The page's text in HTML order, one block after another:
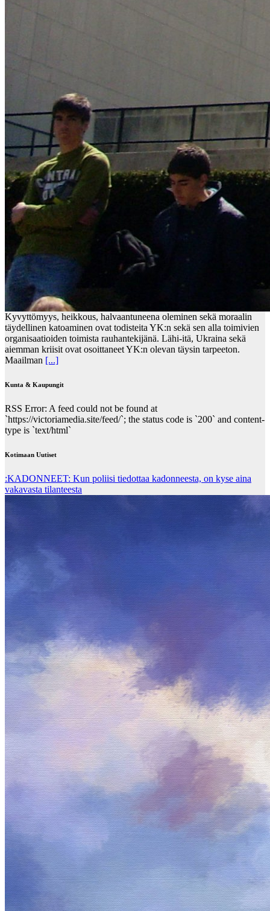
Kyvyttömyys, heikkous, halvaantuneena oleminen sekä moraalin
täydellinen katoaminen ovat todisteita YK:n sekä sen alla toimivien
organisaatioiden toimista rauhantekijänä. Lähi-itä, Ukraina sekä
aiemman kriisit ovat osoittaneet YK:n olevan täysin tarpeeton.
Maailman [...]
Kunta & Kaupungit
RSS Error: A feed could not be found at
`https://victoriamedia.site/feed/`; the status code is `200` and content-
type is `text/html`
Kotimaan Uutiset
:KADONNEET: Kun poliisi tiedottaa kadonneesta, on kyse aina
vakavasta tilanteesta